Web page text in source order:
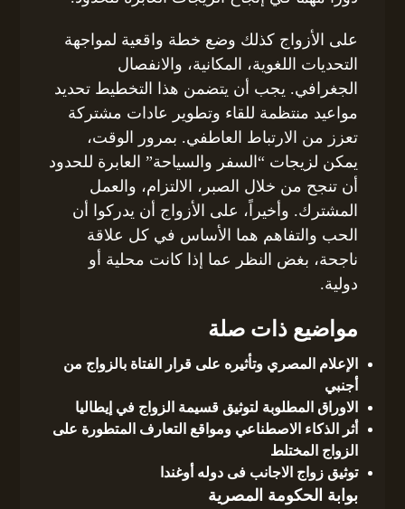
على الأزواج كذلك وضع خطة واقعية لمواجهة
التحديات اللغوية، المكانية، والانفصال
الجغرافي. يجب أن يتضمن هذا التخطيط تحديد
مواعيد منتظمة للقاء وتطوير عادات مشتركة
تعزز من الارتباط العاطفي. بمرور الوقت،
يمكن لزيجات “السفر والسياحة” العابرة للحدود
أن تنجح من خلال الصبر، الالتزام، والعمل
المشترك. وأخيراً، على الأزواج أن يدركوا أن
الحب والتفاهم هما الأساس في كل علاقة
ناجحة، بغض النظر عما إذا كانت محلية أو
دولية.
مواضيع ذات صلة
الإعلام المصري وتأثيره على قرار الفتاة بالزواج من
أجنبي
الاوراق المطلوبة لتوثيق قسيمة الزواج في إيطاليا
أثر الذكاء الاصطناعي ومواقع التعارف المتطورة على
الزواج المختلط
توثيق زواج الاجانب فى دوله أوغندا
بوابة الحكومة المصرية